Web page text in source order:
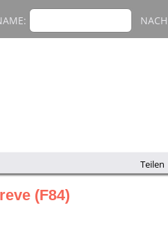
Teilen
(F84)